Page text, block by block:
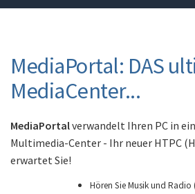
MediaPortal: DAS
MediaCenter...
MediaPortalverwandelt Ihren PC in
Multimedia-Center - Ihr neuer HTPC
erwartet Sie!
Hören Sie Musik und